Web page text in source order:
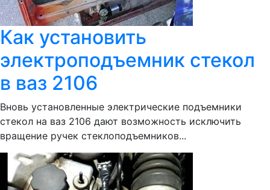
Как установить
электроподъемник стекол
в ваз 2106
Вновь установленные электрические подъемники
стекол на ваз 2106 дают возможность исключить
вращение ручек стеклоподъемников...